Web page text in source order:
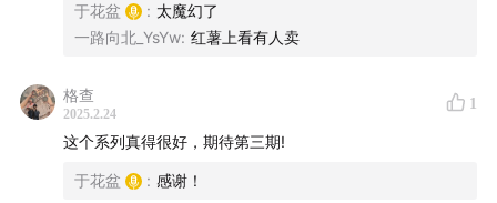
本土文化空间：📚 无像在上海开设新空间，展出摄影
▼无像新空间展讯
于花盆 : 太魔幻了
一路向北_YsYw: 红薯上看有人卖
格查
2025.2.24
1
这个系列真得很好，期待第三期!
于花盆 : 感谢！